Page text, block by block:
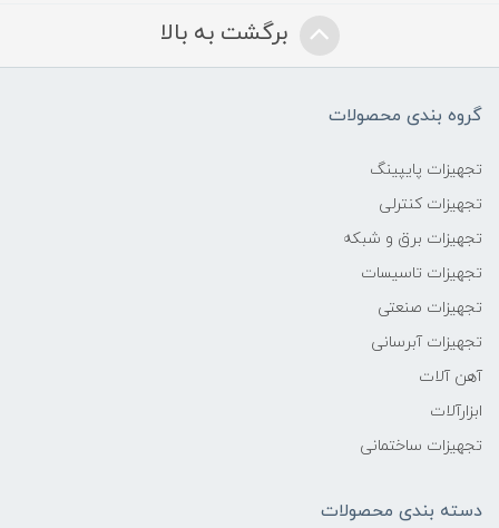
برگشت به بالا
گروه بندی محصولات
تجهیزات پایپینگ
تجهیزات کنترلی
تجهیزات برق و شبکه
تجهیزات تاسیسات
تجهیزات صنعتی
تجهیزات آبرسانی
آهن آلات
ابزارآلات
تجهیزات ساختمانی
دسته بندی محصولات